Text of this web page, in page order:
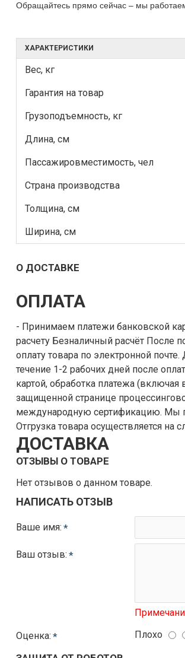
Обращайтесь прямо сейчас – мы
ХАРАКТЕРИСТИКИ
Вес, кг
Гарантия на товар
Грузоподъемность, кг
Длина, см
Пассажировместимость, чел
Страна производства
Толщина, см
Ширина, см
О ДОСТАВКЕ
ОПЛАТА
- Принимаем платежи банковской картой - наличными курьеру - по
расчету Безналичный расчёт После подтверждения заказа, выставляется счет на
оплату товара по электронной почте. Денежные средства поступают на наш счёт в
течение 1-2 рабочих дней после оплаты заказа. При оплате
картой, обработка платежа
защищенной странице
международную сертификацию. Мы принимаем карты VISA, MasterCard, МИР и т.п.
Отгрузка товара осуществляется на
ДОСТАВКА
ОТЗЫВЫ О ТОВАРЕ
Нет отзывов о данном товаре.
НАПИСАТЬ ОТЗЫВ
Ваше имя:
Ваш отзыв:
Оценка: Плохо